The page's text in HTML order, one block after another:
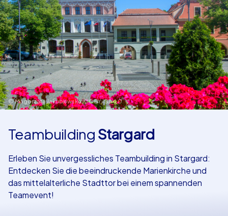
Teamevents
Städte
Anlässe
© Magorzata Jakubowska,CC BY-SA 4.0
Teambuilding Stargard
Erleben Sie unvergessliches Teambuilding in Stargard:
Entdecken Sie die beeindruckende Marienkirche und
das mittelalterliche Stadttor bei einem spannenden
Teamevent!